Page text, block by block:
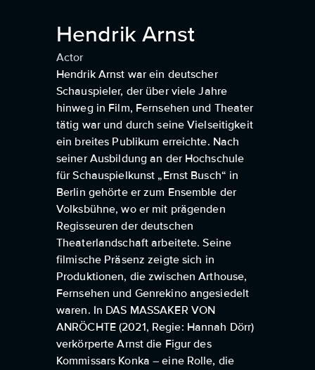
Hendrik Arnst
Actor
Hendrik Arnst war ein deutscher
Schauspieler, der über viele Jahre
hinweg in Film, Fernsehen und Theater
tätig war und durch seine Vielseitigkeit
ein breites Publikum erreichte. Nach
seiner Ausbildung an der Hochschule
für Schauspielkunst „Ernst Busch“ in
Berlin gehörte er zum Ensemble der
Volksbühne, wo er mit prägenden
Regisseuren der deutschen
Theaterlandschaft arbeitete. Seine
filmische Präsenz zeigte sich in
Produktionen, die zwischen Arthouse,
Fernsehen und Genrekino angesiedelt
waren. In DAS MASSAKER VON
ANRÖCHTE (2021, Regie: Hannah Dörr)
verkörperte Arnst die Figur des
Kommissars Konka – eine Rolle, die